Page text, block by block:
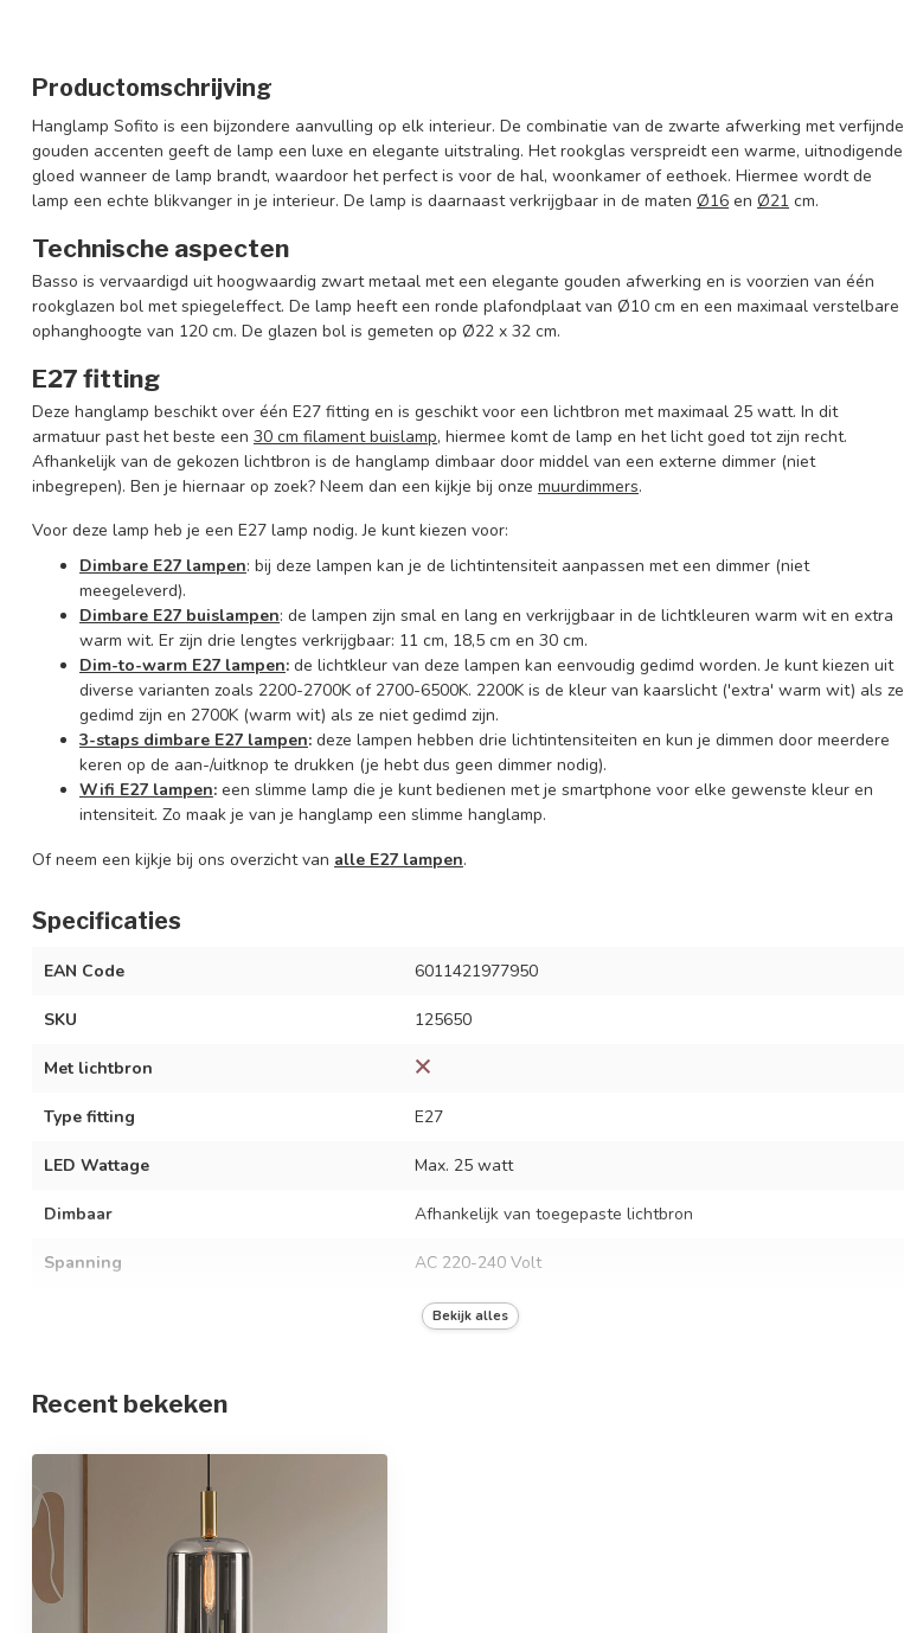
Productomschrijving
Hanglamp Sofito is een bijzondere aanvulling op elk interieur. De combinatie van de zwarte afwerking met verfijnde
gouden accenten geeft de lamp een luxe en elegante uitstraling. Het rookglas verspreidt een warme, uitnodigende
gloed wanneer de lamp brandt, waardoor het perfect is voor de hal, woonkamer of eethoek. Hiermee wordt de
lamp een echte blikvanger in je interieur. De lamp is daarnaast verkrijgbaar in de maten Ø16 en Ø21 cm.
Technische aspecten
Basso is vervaardigd uit hoogwaardig zwart metaal met een elegante gouden afwerking en is voorzien van één
rookglazen bol met spiegeleffect. De lamp heeft een ronde plafondplaat van Ø10 cm en een maximaal verstelbare
ophanghoogte van 120 cm. De glazen bol is gemeten op Ø22 x 32 cm.
E27 fitting
Deze hanglamp beschikt over één E27 fitting en is geschikt voor een lichtbron met maximaal 25 watt. In dit
armatuur past het beste een 30 cm filament buislamp, hiermee komt de lamp en het licht goed tot zijn recht.
Afhankelijk van de gekozen lichtbron is de hanglamp dimbaar door middel van een externe dimmer (niet
inbegrepen). Ben je hiernaar op zoek? Neem dan een kijkje bij onze muurdimmers.
Voor deze lamp heb je een E27 lamp nodig. Je kunt kiezen voor:
Dimbare E27 lampen: bij deze lampen kan je de lichtintensiteit aanpassen met een dimmer (niet
meegeleverd).
Dimbare E27 buislampen: de lampen zijn smal en lang en verkrijgbaar in de lichtkleuren warm wit en extra
warm wit. Er zijn drie lengtes verkrijgbaar: 11 cm, 18,5 cm en 30 cm.
Dim-to-warm E27 lampen: de lichtkleur van deze lampen kan eenvoudig gedimd worden. Je kunt kiezen uit
diverse varianten zoals 2200-2700K of 2700-6500K. 2200K is de kleur van kaarslicht ('extra' warm wit) als ze
gedimd zijn en 2700K (warm wit) als ze niet gedimd zijn.
3-staps dimbare E27 lampen: deze lampen hebben drie lichtintensiteiten en kun je dimmen door meerdere
keren op de aan-/uitknop te drukken (je hebt dus geen dimmer nodig).
Wifi E27 lampen: een slimme lamp die je kunt bedienen met je smartphone voor elke gewenste kleur en
intensiteit. Zo maak je van je hanglamp een slimme hanglamp.
Of neem een kijkje bij ons overzicht van alle E27 lampen.
Specificaties
EAN Code 6011421977950
SKU 125650
Met lichtbron
Type fitting E27
LED Wattage Max. 25 watt
Dimbaar Afhankelijk van toegepaste lichtbron
Spanning AC 220-240 Volt
50/60 Hz
Materiaal
Afmetingen
In hoogte verstelbaar
Beschermingsgraad
Beschermingsklasse
Bekijk alles
Recent bekeken